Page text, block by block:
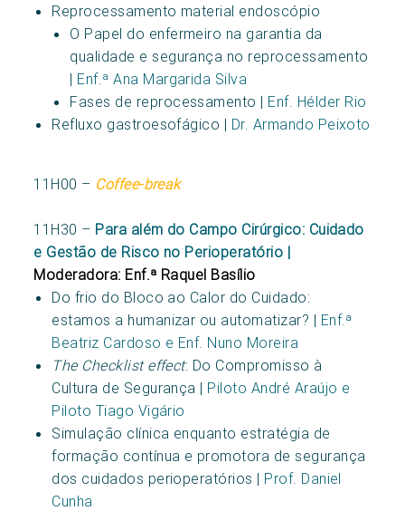
Reprocessamento material endoscópio
O Papel do enfermeiro na garantia da
qualidade e segurança no reprocessamento
| Enf.ª Ana Margarida Silva
Fases de reprocessamento | Enf. Hélder Rio
Refluxo gastroesofágico | Dr. Armando Peixoto
11H00 – Coffee-break
11H30 – Para além do Campo Cirúrgico: Cuidado
e Gestão de Risco no Perioperatório |
Moderadora: Enf.ª Raquel Basílio
Do frio do Bloco ao Calor do Cuidado:
estamos a humanizar ou automatizar? | Enf.ª
Beatriz Cardoso e Enf. Nuno Moreira
The Checklist effect: Do Compromisso à
Cultura de Segurança | Piloto André Araújo e
Piloto Tiago Vigário
Simulação clínica enquanto estratégia de
formação contínua e promotora de segurança
dos cuidados perioperatórios | Prof. Daniel
Cunha